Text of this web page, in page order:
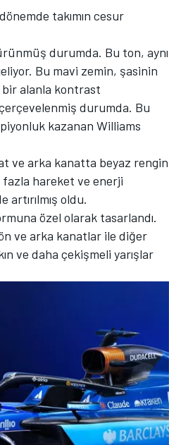
takımın cesur
durumda. Bu ton, aynı
Bu mavi zemin, şasinin
bir alanla kontrast
durumda. Bu
kazanan Williams
ve arka kanatta beyaz rengin
fazla hareket ve enerji
oldu.
özel olarak tasarlandı.
ve arka kanatlar ile diğer
ve daha çekişmeli yarışlar